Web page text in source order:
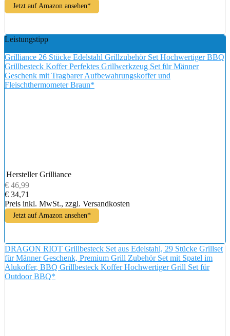
Jetzt auf Amazon ansehen*
Leistungstipp
Grilliance 26 Stücke Edelstahl Grillzubehör Set Hochwertiger BBQ
Grillbesteck Koffer Perfektes Grillwerkzeug Set für Männer
Geschenk mit Tragbarer Aufbewahrungskoffer und
Fleischthermometer Braun*
Hersteller Grilliance
€ 46,99
€ 34,71
Preis inkl. MwSt., zzgl. Versandkosten
Jetzt auf Amazon ansehen*
DRAGON RIOT Grillbesteck Set aus Edelstahl, 29 Stücke Grillset
für Männer Geschenk, Premium Grill Zubehör Set mit Spatel im
Alukoffer, BBQ Grillbesteck Koffer Hochwertiger Grill Set für
Outdoor BBQ*